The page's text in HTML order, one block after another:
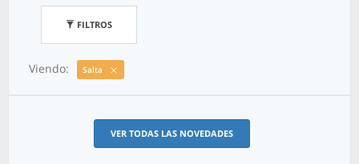
FILTROS
Viendo: Salta
VER TODAS LAS NOVEDADES